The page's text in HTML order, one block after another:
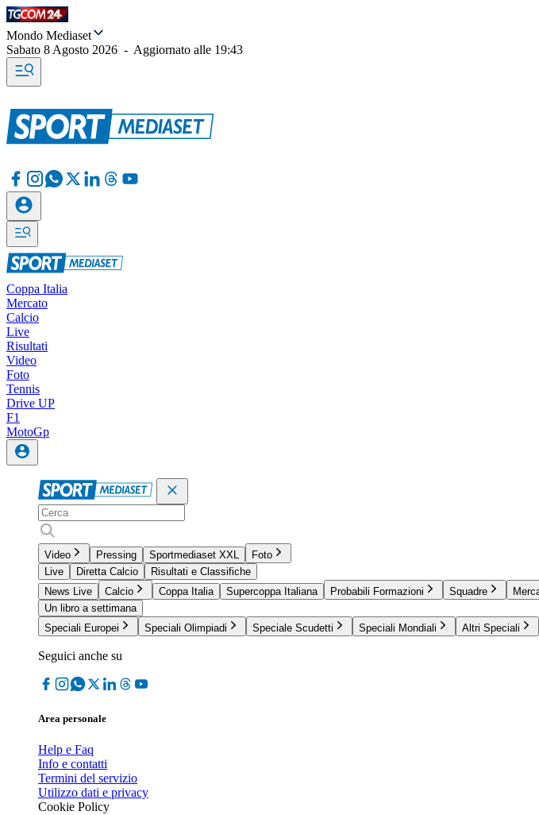
Mondo Mediaset
Sabato 8 Agosto 2026 - Aggiornato alle 19:43
Coppa Italia
Mercato
Calcio
Live
Risultati
Video
Foto
Tennis
Drive UP
F1
MotoGp
Video Pressing Sportmediaset XXL
Foto
Live
Diretta Calcio
Risultati e Classifiche
News Live
Calcio Coppa Italia Supercoppa Italiana Probabili Formazioni Squadre
Un libro a settimana
Speciali Europei
Speciali Olimpiadi Speciale Scudetti Speciali Mondiali Altri Speciali
Seguici anche su
Area personale
Help e Faq
Info e contatti
Termini del servizio
Utilizzo dati e privacy
Cookie Policy